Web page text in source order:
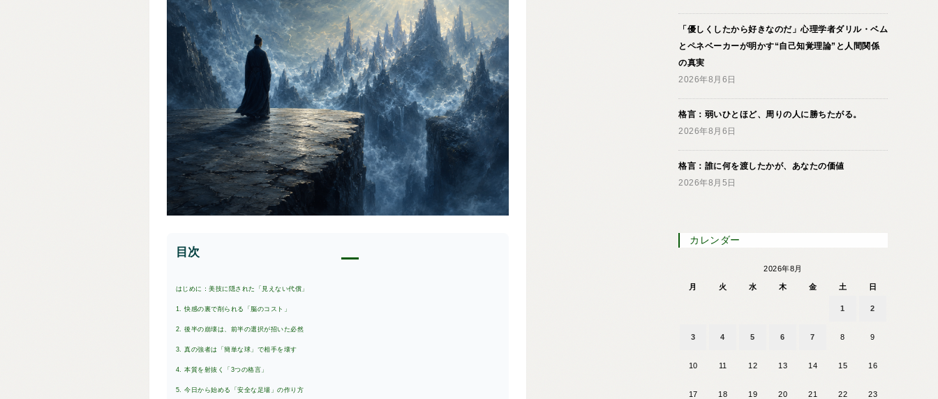
目次
はじめに：美技に隠された「見えない代償」
1. 快感の裏で削られる「脳のコスト」
2. 後半の崩壊は、前半の選択が招いた必然
3. 真の強者は「簡単な球」で相手を壊す
4. 本質を射抜く「3つの格言」
5. 今日から始める「安全な足場」の作り方
「優しくしたから好きなのだ」心理学者ダリル・ベム
とペネベーカーが明かす“自己知覚理論”と人間関係
の真実
2026年8月6日
格言：弱いひとほど、周りの人に勝ちたがる。
2026年8月6日
格言：誰に何を渡したかが、あなたの価値
2026年8月5日
カレンダー
2026年8月
月 火 水 木 金 土 日
1 2
3 4 5 6 7 8 9
10 11 12 13 14 15 16
17 18 19 20 21 22 23